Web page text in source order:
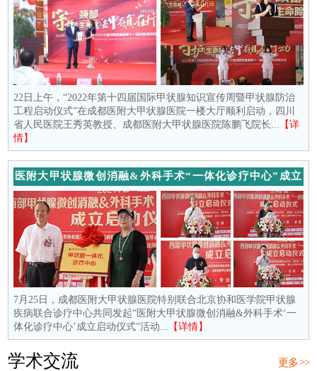
22日上午，“2022年第十四届国际甲状腺知识宣传周暨甲状腺防治
工程启动仪式”在成都医附大甲状腺医院一楼大厅顺利启动，四川
省人民医院王秀英教授、成都医附大甲状腺医院陈鹏飞院长...
【详
情】
医附大甲状腺微创消融&外科手术“一体化诊疗中心”成立
7月25日，成都医附大甲状腺医院特别联合北京协和医学院甲状腺
疾病联合诊疗中心共同发起“医附大甲状腺微创消融&外科手术‘一
体化诊疗中心’成立启动仪式”活动...
【详情】
学术交流 更多 >>